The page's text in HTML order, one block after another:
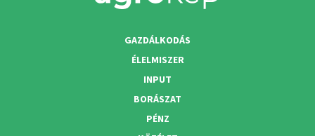
GAZDÁLKODÁS
ÉLELMISZER
INPUT
BORÁSZAT
PÉNZ